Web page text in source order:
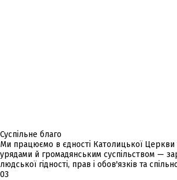
Суспільне благо
Ми працюємо в єдності Католицької Церкви
урядами й громадянським суспільством —
людської гідності, прав і обов'язків та
03